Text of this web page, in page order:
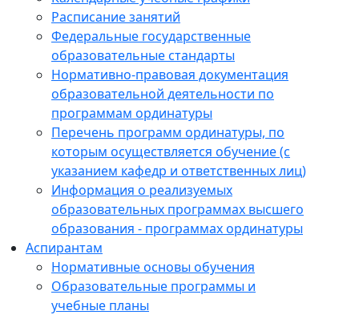
Расписание занятий
Федеральные государственные
образовательные стандарты
Нормативно-правовая документация
образовательной деятельности по
программам ординатуры
Перечень программ ординатуры, по
которым осуществляется обучение (с
указанием кафедр и ответственных лиц)
Информация о реализуемых
образовательных программах высшего
образования - программах ординатуры
Аспирантам
Нормативные основы обучения
Образовательные программы и
учебные планы